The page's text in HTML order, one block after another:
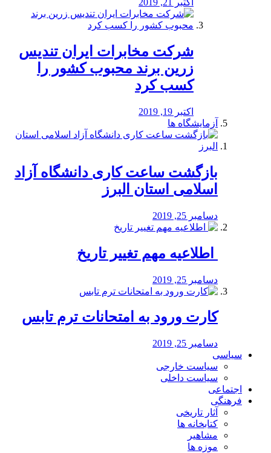
اکتبر 21, 2019
شرکت مخابرات ایران تندیس
زرین برند محبوب کشور را
کسب کرد
اکتبر 19, 2019
آزمایشگاه ها
بازگشت ساعت کاری دانشگاه آزاد
اسلامی استان البرز
دسامبر 25, 2019
️ اطلاعیه مهم تغییر تاریخ
دسامبر 25, 2019
کارت ورود به امتحانات ترم تابس
دسامبر 25, 2019
سیاسی
سیاست خارجی
سیاست داخلی
اجتماعی
فرهنگی
آثار تاریخی
کتابخانه ها
مشاهیر
موزه ها